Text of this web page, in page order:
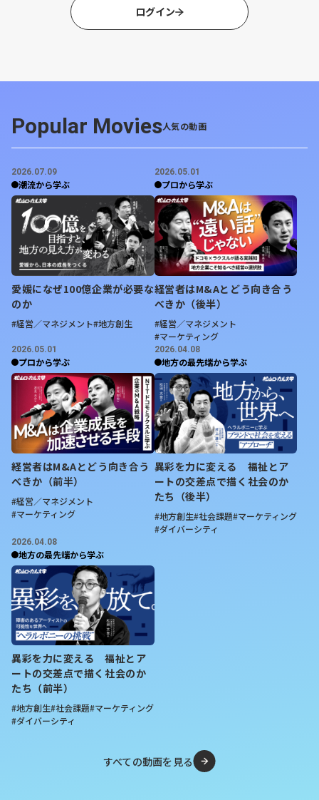
ログイン
ハウスメーカーから地域おこし協力隊
部門として、営業や土地売買などに携わりながら不動産に
ついて学んでいた川瀨さん。経理の資格を活かして不動産
か、「いつか林業をやりたい」という自身の目標とマッチ
するビジョンをもつ池田町の地域おこし協力隊に入ること
を決めたそうです。
「一見バラバラな道のりに見えますが、実はずっとひとつ
のビジョンで繋がっています。ですので、心機一転でやっ
てみようと思いました」
きっかけは「金持ち父さん 貧乏父さ
ん」〜好きな人と、好きなことをして
生きる
なんとそのビジョンは高校生時代に生まれたもの。「ロバ
ートキヨサキさんの本『金持ち父さん 貧乏父さん』を読
み、感銘を受けたんです。そこで好きな人と、好きなこと
をして働きたいというビジョンができました」中田敦彦さ
んのYouTubeで取り上げられたこの本は、現在再び大き
な話題を集めていることでも知られています。
「不動産投資で収入を得ていれば、収入が上がらない好き
な仕事も取り組める。不労所得を得る意味でも、不動産に
は投資をしようと決めていた
そういった先行きを視野に入れ、本の著者ロバートキヨサ
キさんが海軍を経験していたことから自身も陸上自衛隊に
入り、お金を貯めつつ、経験も積み重ねてきました。
「林業もいずれやってみたいと元々思っていて、当初の予
定では40歳くらいに林業をやり始めるという予定でした
ので、それが前倒しになったというイメージです。これま
での経験や資格があるので、深くリスクを負ったというつ
もりはありません
まだ幼い2人のお子さんの父親でもある川瀨さん、そのよ
うな時期に思い切った転職は家族の理解を得るのが大変だ
特に大反対にあうようなことはありませんでした。転職に
あたってメリット・デメリットも話し、理解してもらって
Popular Movies人気の動画
2026.07.09
潮流から学ぶ
愛媛になぜ100億企業が必要な
のか
#経営／マネジメント#地方創生
2026.05.01
プロから学ぶ
経営者はM&Aとどう向き合う
べきか（後半）
#経営／マネジメント
#マーケティング
2026.05.01
プロから学ぶ
経営者はM&Aとどう向き合う
べきか（前半）
#経営／マネジメント
#マーケティング
2026.04.08
地方の最先端から学ぶ
異彩を力に変える 福祉とア
ートの交差点で描く社会のか
たち（後半）
#地方創生#社会課題#マーケティング
#ダイバーシティ
2026.04.08
地方の最先端から学ぶ
異彩を力に変える 福祉とア
ートの交差点で描く社会のか
たち（前半）
#地方創生#社会課題#マーケティング
#ダイバーシティ
すべての動画を見る